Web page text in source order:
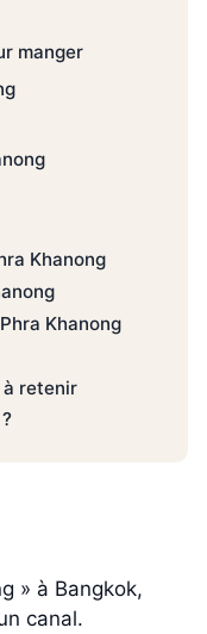
manger
Khanong
Khanong
retenir
» à Bangkok,
canal.